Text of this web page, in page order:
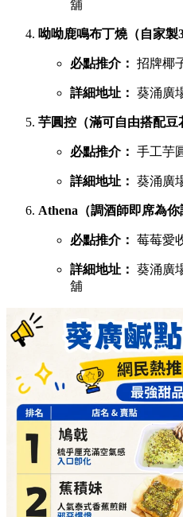
舖
呦呦鹿鳴布丁燒（自家製
必點推介： 招牌椰
詳細地址： 葵涌廣
芋圓控（滿可自由搭配豆
必點推介： 手工芋
詳細地址： 葵涌廣
Athena（調酒師即席為你
必點推介： 莓莓愛
詳細地址： 葵涌廣
舖